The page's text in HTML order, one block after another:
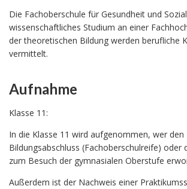
Die Fachoberschule für Gesundheit und
wissenschaftliches Studium an einer
der theoretischen Bildung werden berufliche
vermittelt.
Aufnahme
Klasse 11:
In die Klasse 11 wird aufgenommen, wer
Bildungsabschluss (Fachoberschulreife) oder
zum Besuch der gymnasialen Oberstufe
Außerdem ist der Nachweis einer